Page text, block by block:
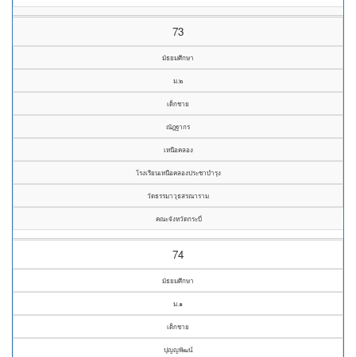
73
มัธยมศึกษา
ม.๒
เด็กชาย
ณัฎฐากร
เหนือคลอง
โรงเรียนเหนือคลองประชาบำรุง
วัดธรรมาวุธสรณาราม
คณะจังหวัดกระบี่
74
มัธยมศึกษา
ม.๑
เด็กชาย
ปุญญพัฒน์